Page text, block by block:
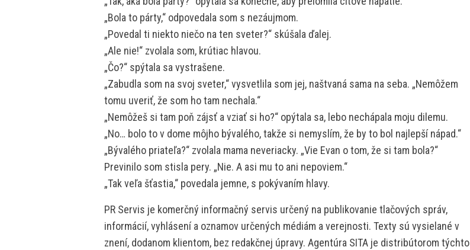
„Bola to párty,“ odpovedala som s nezáujmom.
„Povedal ti niekto niečo na ten sveter?“ skúšala ďalej.
„Ale nie!“ zvolala som, krútiac hlavou.
„Čo?“ spýtala sa vystrašene.
„Zabudla som na svoj sveter,“ vysvetlila som jej, naštvaná sama na seba. „Nemôžem
tomu uveriť, že som ho tam nechala.“
„Nemôžeš si tam poň zájsť a vziať si ho?“ opýtala sa, lebo nechápala moju dilemu.
„No… bolo to v dome môjho bývalého, takže si nemyslím, že by to bol najlepší nápad.“
„Bývalého priateľa?“ zvolala mama neveriacky. „Vie Evan o tom, že si tam bola?“
Previnilo som stisla pery. „Nie. A asi mu to ani nepoviem.“
„Tak veľa šťastia,“ povedala jemne, s pokývaním hlavy.
PR Servis je komerčný informačný servis určený na publikovanie tlačových správ,
informácií, vyhlásení a oznamov určených médiám a verejnosti. Texty sú vysielané v
znení, dodanom klientom, bez redakčnej úpravy. Agentúra SITA je distribútorom týchto